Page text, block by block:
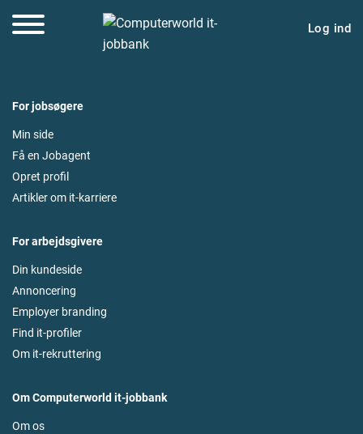
Log ind
For jobsøgere
Min side
Få en Jobagent
Opret profil
Artikler om it-karriere
For arbejdsgivere
Din kundeside
Annoncering
Employer branding
Find it-profiler
Om it-rekruttering
Om Computerworld it-jobbank
Om os